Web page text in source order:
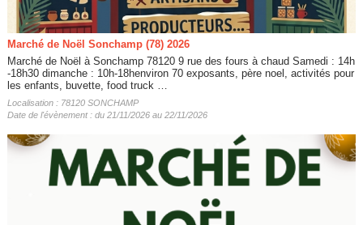
Marché de Noël Sonchamp (78) 2026
Marché de Noël à Sonchamp 78120 9 rue des fours à chaud Samedi : 14h
-18h30 dimanche : 10h-18henviron 70 exposants, père noel, activités pour
les enfants, buvette, food truck …
Localisation : 78120 SONCHAMP
Date de l'évènement : du 21/11/2026 au 22/11/2026